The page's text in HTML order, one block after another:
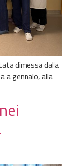
dimessa dalla
a gennaio, alla